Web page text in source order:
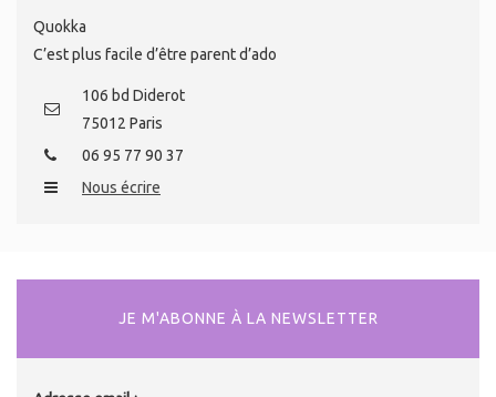
Quokka
C’est plus facile d’être parent d’ado
106 bd Diderot
75012 Paris
06 95 77 90 37
Nous écrire
JE M'ABONNE À LA NEWSLETTER